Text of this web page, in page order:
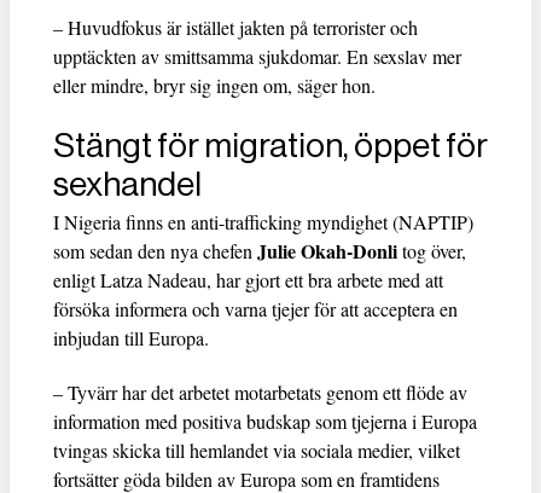
– Huvudfokus är istället jakten på terrorister och
upptäckten av smittsamma sjukdomar. En sexslav mer
eller mindre, bryr sig ingen om, säger hon.
Stängt för migration, öppet för
sexhandel
I Nigeria finns en anti-trafficking myndighet (NAPTIP)
som sedan den nya chefen Julie Okah-Donlitog över,
enligt Latza Nadeau, har gjort ett bra arbete med att
försöka informera och varna tjejer för att acceptera en
inbjudan till Europa.
– Tyvärr har det arbetet motarbetats genom ett flöde av
information med positiva budskap som tjejerna i Europa
tvingas skicka till hemlandet via sociala medier, vilket
fortsätter göda bilden av Europa som en framtidens